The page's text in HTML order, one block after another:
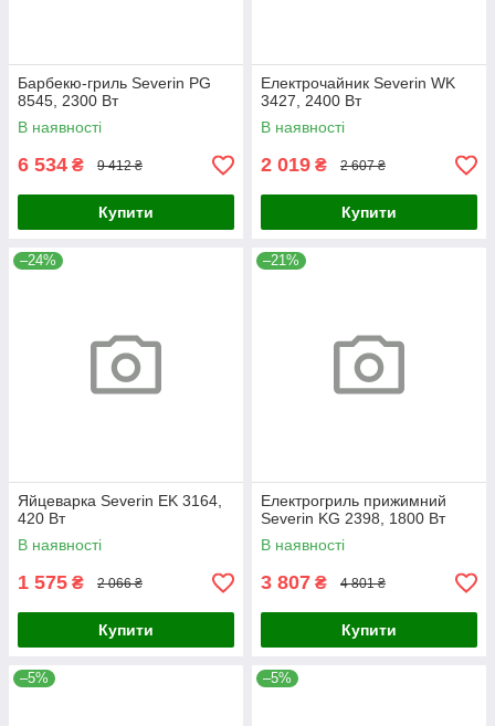
Барбекю-гриль Severin PG
8545, 2300 Вт
В наявності
6 534 ₴ 9 412 ₴
Купити
Електрочайник Severin WK
3427, 2400 Вт
В наявності
2 019 ₴ 2 607 ₴
Купити
–24%
Яйцеварка Severin EK 3164,
420 Вт
В наявності
1 575 ₴ 2 066 ₴
Купити
–21%
Електрогриль прижимний
Severin KG 2398, 1800 Вт
В наявності
3 807 ₴ 4 801 ₴
Купити
–5% –5%